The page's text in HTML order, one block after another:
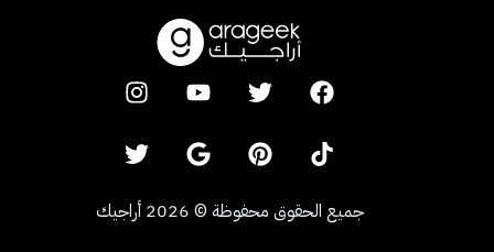
جميع الحقوق محفوظة ©
2026 أراجيك